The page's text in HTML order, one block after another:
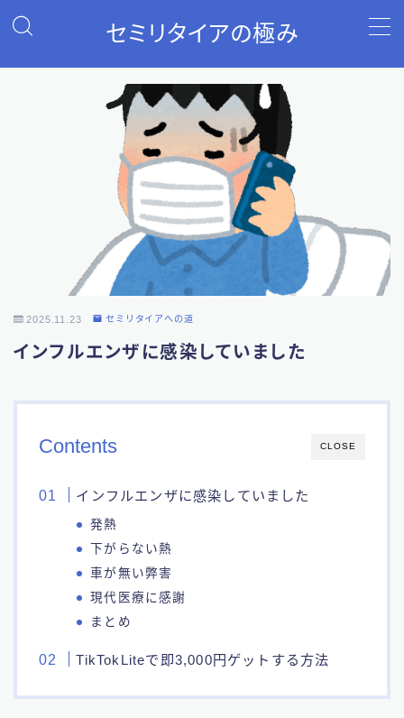
セミリタイアの極み
MENU
セミリタイアへの道
自己紹介
お問い合わせ
2025.11.23 セミリタイアへの道
インフルエンザに感染していました
CLOSE
Contents
インフルエンザに感染していました
発熱
下がらない熱
車が無い弊害
現代医療に感謝
まとめ
TikTokLiteで即3,000円ゲットする方法